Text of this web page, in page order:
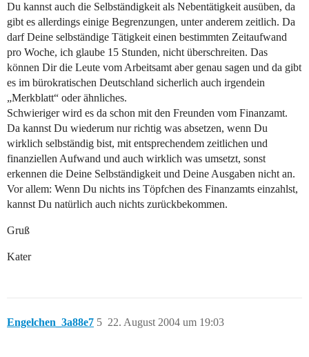
Du kannst auch die Selbständigkeit als Nebentätigkeit ausüben, da
gibt es allerdings einige Begrenzungen, unter anderem zeitlich. Da
darf Deine selbständige Tätigkeit einen bestimmten Zeitaufwand
pro Woche, ich glaube 15 Stunden, nicht überschreiten. Das
können Dir die Leute vom Arbeitsamt aber genau sagen und da gibt
es im bürokratischen Deutschland sicherlich auch irgendein
„Merkblatt“ oder ähnliches.
Schwieriger wird es da schon mit den Freunden vom Finanzamt.
Da kannst Du wiederum nur richtig was absetzen, wenn Du
wirklich selbständig bist, mit entsprechendem zeitlichen und
finanziellen Aufwand und auch wirklich was umsetzt, sonst
erkennen die Deine Selbständigkeit und Deine Ausgaben nicht an.
Vor allem: Wenn Du nichts ins Töpfchen des Finanzamts einzahlst,
kannst Du natürlich auch nichts zurückbekommen.
Gruß
Kater
Engelchen_3a88e7 22. August 2004 um 19:03
5